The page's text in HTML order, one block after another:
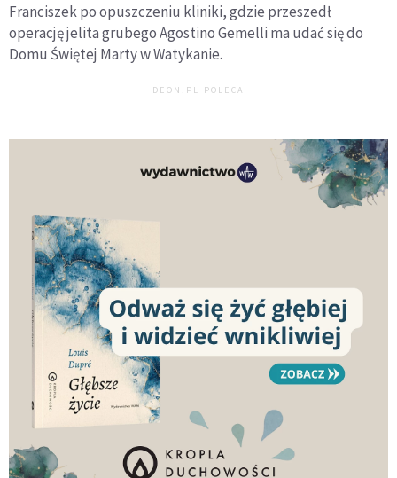
Franciszek po opuszczeniu kliniki, gdzie przeszedł
operację jelita grubego Agostino Gemelli ma udać się do
Domu Świętej Marty w Watykanie.
DEON.PL POLECA